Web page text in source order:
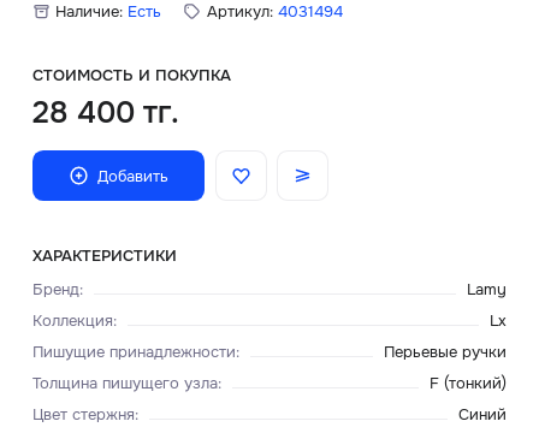
Наличие: Есть Артикул: 4031494
СТОИМОСТЬ И ПОКУПКА
28 400 тг.
Добавить
ХАРАКТЕРИСТИКИ
Бренд:
Lamy
Коллекция:
Lx
Пишущие принадлежности:
Перьевые ручки
Толщина пишущего узла:
F (тонкий)
Цвет стержня:
Синий
Главная
О нас